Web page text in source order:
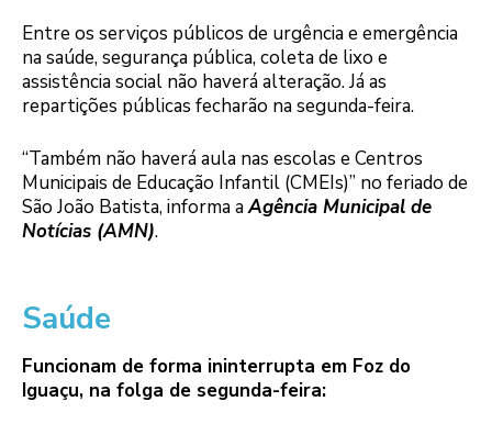
Entre os serviços públicos de urgência e emergência
na saúde, segurança pública, coleta de lixo e
assistência social não haverá alteração. Já as
repartições públicas fecharão na segunda-feira.
“Também não haverá aula nas escolas e Centros
Municipais de Educação Infantil (CMEIs)” no feriado de
São João Batista, informa aAgência Municipal de
Notícias (AMN).
Saúde
Funcionam de forma ininterrupta em Foz do
Iguaçu, na folga de segunda-feira: